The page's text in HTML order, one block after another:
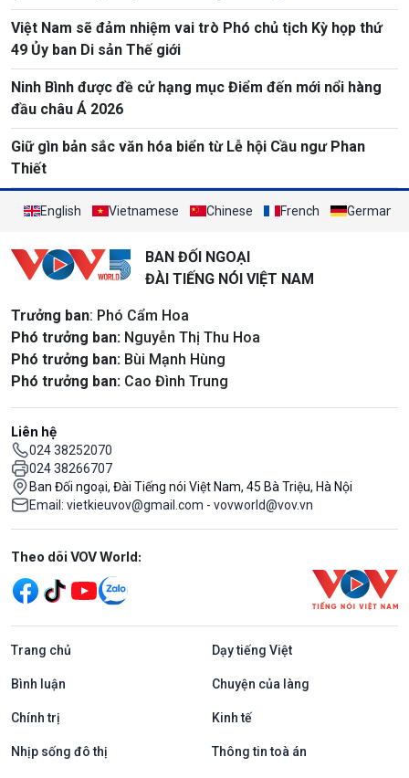
Việt Nam sẽ đảm nhiệm vai trò Phó chủ tịch Kỳ họp thứ
49 Ủy ban Di sản Thế giới
Ninh Bình được đề cử hạng mục Điểm đến mới nổi hàng
đầu châu Á 2026
Giữ gìn bản sắc văn hóa biển từ Lễ hội Cầu ngư Phan
Thiết
English Vietnamese Chinese French German
BAN ĐỐI NGOẠI
ĐÀI TIẾNG NÓI VIỆT NAM
Trưởng ban: Phó Cẩm Hoa
Phó trưởng ban: Nguyễn Thị Thu Hoa
Phó trưởng ban: Bùi Mạnh Hùng
Phó trưởng ban: Cao Đình Trung
Liên hệ
024 38252070
024 38266707
Ban Đối ngoại, Đài Tiếng nói Việt Nam, 45 Bà Triệu, Hà Nội
Email: vietkieuvov@gmail.com - vovworld@vov.vn
Mạng xã hội
Theo dõi VOV World:
Trang chủ Dạy tiếng Việt
Bình luận Chuyện của làng
Chính trị Kinh tế
Nhịp sống đô thị Thông tin toà án